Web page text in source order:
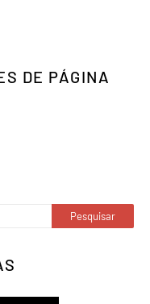
DE PÁGINA